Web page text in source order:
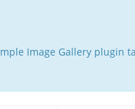
Image Gallery plugin